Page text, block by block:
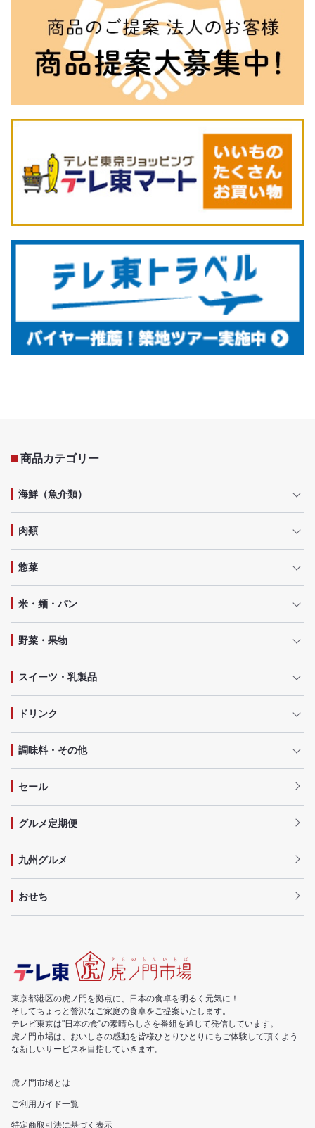
商品カテゴリー
海鮮（魚介類）
肉類
惣菜
米・麺・パン
野菜・果物
スイーツ・乳製品
ドリンク
調味料・その他
セール
グルメ定期便
九州グルメ
おせち
東京都港区の虎ノ門を拠点に、日本の食卓を明るく元気に！
そしてちょっと贅沢なご家庭の食卓をご提案いたします。
テレビ東京は"日本の食"の素晴らしさを番組を通じて発信しています。
虎ノ門市場は、おいしさの感動を皆様ひとりひとりにもご体験して頂くよう
な新しいサービスを目指していきます。
虎ノ門市場とは
ご利用ガイド一覧
特定商取引法に基づく表示